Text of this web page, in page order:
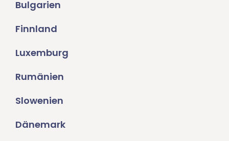
Bulgarien
Finnland
Luxemburg
Rumänien
Slowenien
Dänemark